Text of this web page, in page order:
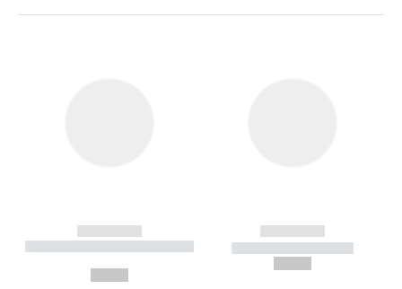
------------
----------- ----------- --------
------------
----------- -----------